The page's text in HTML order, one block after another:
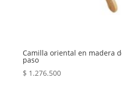
Camilla oriental en madera
paso
$ 1.276.500